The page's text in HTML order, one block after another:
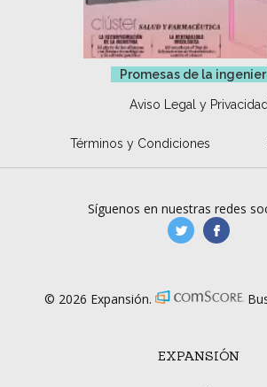
Promesas de la
Aviso Legal y Privacidad
Términos y Condiciones
EXPANSIÓN
Síguenos en nuestras redes
© 2026 Expansión.